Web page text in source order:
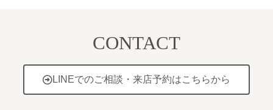
CONTACT
LINEでのご相談・来店予約はこちらから